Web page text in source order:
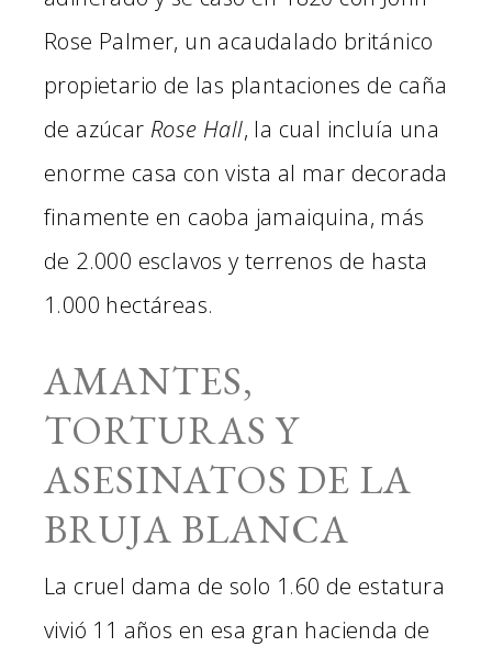
Rose Palmer, un acaudalado británico
propietario de las plantaciones de caña
de azúcar Rose Hall, la cual incluía una
enorme casa con vista al mar decorada
finamente en caoba jamaiquina, más
de 2.000 esclavos y terrenos de hasta
1.000 hectáreas.
AMANTES,
TORTURAS Y
ASESINATOS DE LA
BRUJA BLANCA
La cruel dama de solo 1.60 de estatura
vivió 11 años en esa gran hacienda de